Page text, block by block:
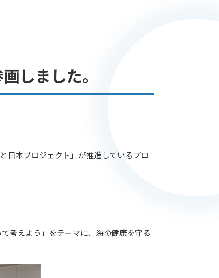
しました。
日本プロジェクト」が推進しているプロ
考えよう」をテーマに、海の健康を守る